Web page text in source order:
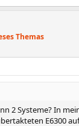
Themas
2 Systeme? In
E6300